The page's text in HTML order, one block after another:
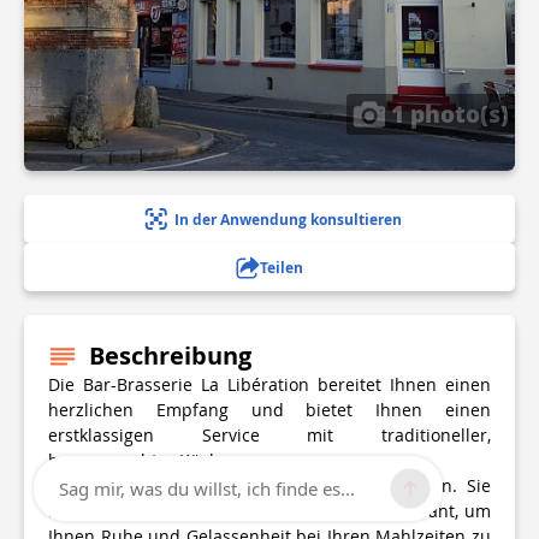
1 photo(s)
In der Anwendung konsultieren
Teilen
Beschreibung
Die Bar-Brasserie La Libération bereitet Ihnen einen
herzlichen Empfang und bietet Ihnen einen
erstklassigen Service mit traditioneller,
hausgemachter Küche.
Die Terrasse bietet Platz für etwa 20 Personen. Sie
befindet sich in einem Hof hinter dem Restaurant, um
Sag mir, was du willst, ich finde es...